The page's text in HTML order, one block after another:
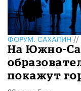
ФОРУМ. САХАЛИН//
На Южно-
покажут